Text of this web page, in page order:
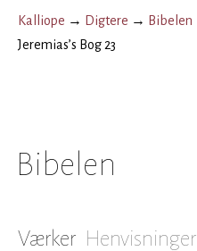
Kalliope → Digtere → Bibelen
Jeremias’s Bog 23
Bibelen
Værker Henvisninger